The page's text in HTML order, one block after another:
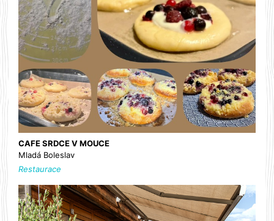
CAFE SRDCE V MOUCE
Mladá Boleslav
Restaurace